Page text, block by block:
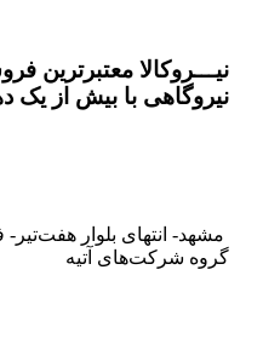
نیـــروکالا معتبرترین
نیروگاهی با بیش از یک
گروه شرکت‌های آتیه